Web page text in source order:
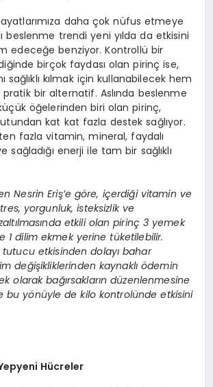
daha çok nüfus etmeye
beslenme trendi yeni yılda da etkisini
edeceğe benziyor. Kontrollü bir
birçok faydası olan pirinç ise,
sağlıklı kılmak için kullanabilecek hem
bir alternatif. Aslında beslenme
öğelerinden biri olan pirinç,
kat kat fazla destek sağlıyor.
fazla vitamin, mineral, faydalı
sağladığı enerji ile tam bir sağlıklı
Nesrin Eriş’e göre, içerdiği vitamin ve
yorgunluk, isteksizlik ve
etkili olan pirinç 3 yemek
1 dilim ekmek yerine tüketilebilir.
tutucu etkisinden dolayı bahar
değişikliklerinden kaynaklı ödemin
olarak bağırsakların düzenlenmesine
bu yönüyle de kilo kontrolünde etkisini
Hücreler